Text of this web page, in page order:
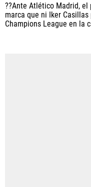
??Ante Atlético Madrid,
marca que ni Iker
Champions League en la